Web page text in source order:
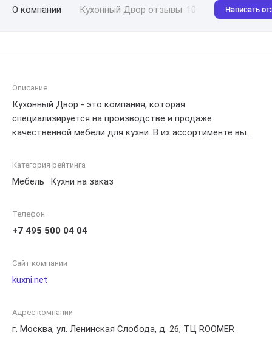
О компании Кухонный Двор отзывы 10 Написать
Описание
Кухонный Двор - это компания, которая
специализируется на производстве и продаже
качественной мебели для кухни. В их ассортименте вы
стульев и другой мебели для комфортного и
Кухонный Двор предоставляет услуги по изготовлению
уникальный дизайн своей кухни с учетом всех своих
предпочтений и потребностей.
Категория рейтинга
Мебель Кухни на заказ
Телефон
+7 495 500 04 04
Сайт компании
kuxni.net
Адрес компании
г. Москва, ул. Ленинская Слобода, д. 26, ТЦ ROOMER